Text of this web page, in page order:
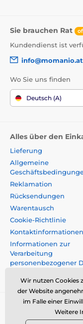
Sie brauchen Rat
Kundendienst ist
info@momanio.at
Wo Sie uns finden
Deutsch (A)
Alles über den
Lieferung
Allgemeine
Reklamation
Rücksendungen
Warentausch
Cookie-Richtlinie
Kontaktinformationen
Informationen zur
Verarbeitung
personenbezogener
Momanio
Tschechische
Wir nutzen Cookies
der Website
im Falle einer
Weitere